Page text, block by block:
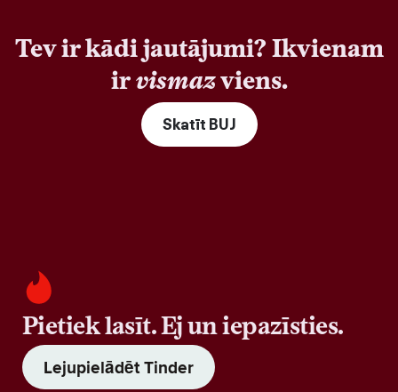
Tev ir kādi jautājumi? Ikvienam
irvismazviens.
Skatīt BUJ
Pietiek lasīt. Ej un iepazīsties.
Lejupielādēt Tinder